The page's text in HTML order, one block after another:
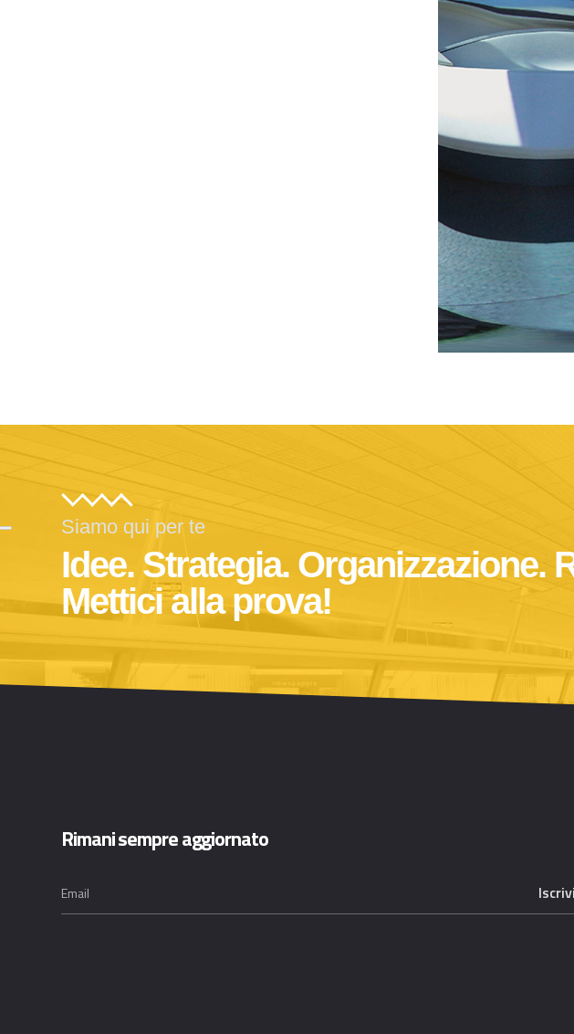
Siamo qui per te
Idee. Strategia. Organizzazione.
Mettici alla prova!
Rimani sempre aggiornato